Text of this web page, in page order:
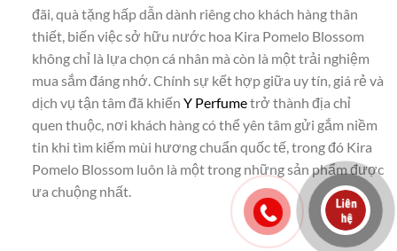
đãi, quà tặng hấp dẫn dành riêng cho khách hàng thân
thiết, biến việc sở hữu nước hoa Kira Pomelo Blossom
không chỉ là lựa chọn cá nhân mà còn là một trải nghiệm
mua sắm đáng nhớ. Chính sự kết hợp giữa uy tín, giá rẻ và
dịch vụ tận tâm đã khiến Y Perfumetrở thành địa chỉ
quen thuộc, nơi khách hàng có thể yên tâm gửi gắm niềm
tin khi tìm kiếm mùi hương chuẩn quốc tế, trong đó Kira
Pomelo Blossom luôn là một trong những sản phẩm được
ưa chuộng nhất.